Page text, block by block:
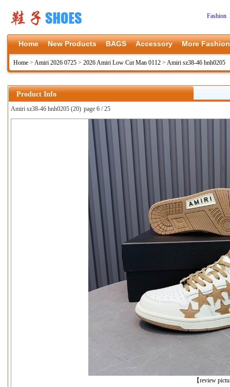
Fashion
Home New Products BAGS Accessory More Fashion
Home > Amiri 2026 0725 > 2026 Amiri Low Cut Man 0112 > Amiri sz38-46 hnh0205
Product Info
Amiri sz38-46 hnh0205 (20) page 6 / 25
【review
下一张